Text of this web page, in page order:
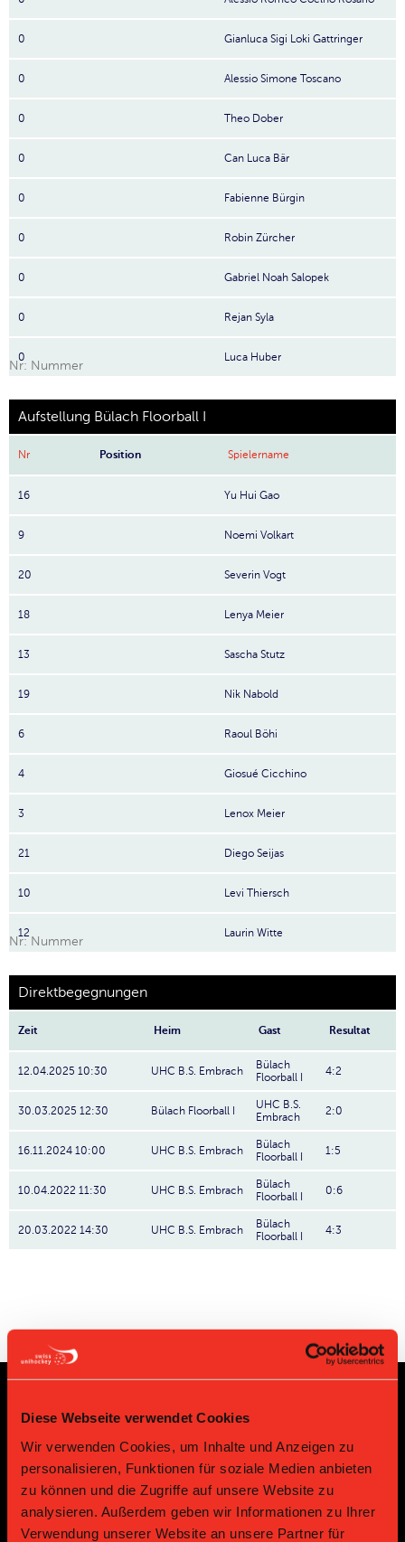
Diese Webseite verwendet Cookies
Wir verwenden Cookies, um Inhalte und Anzeigen zu
personalisieren, Funktionen für soziale Medien anbieten
zu können und die Zugriffe auf unsere Website zu
analysieren. Außerdem geben wir Informationen zu Ihrer
Verwendung unserer Website an unsere Partner für
0 Gianluca Sigi Loki Gattringer
0 Alessio Simone Toscano
0 Theo Dober
0 Can Luca Bär
0 Fabienne Bürgin
0 Robin Zürcher
0 Gabriel Noah Salopek
0 Rejan Syla
0 Luca Huber
Nr: Nummer
Aufstellung Bülach Floorball I
Nr Position Spielername
16 Yu Hui Gao
9 Noemi Volkart
20 Severin Vogt
18 Lenya Meier
13 Sascha Stutz
19 Nik Nabold
6 Raoul Böhi
4 Giosué Cicchino
3 Lenox Meier
21 Diego Seijas
10 Levi Thiersch
12 Laurin Witte
Nr: Nummer
Direktbegegnungen
Zeit Heim Gast Resultat
12.04.2025 10:30 UHC B.S. Embrach
Bülach
Floorball I
4:2
30.03.2025 12:30 Bülach Floorball I
UHC B.S.
Embrach
2:0
16.11.2024 10:00 UHC B.S. Embrach
Bülach
Floorball I
1:5
10.04.2022 11:30 UHC B.S. Embrach
Bülach
Floorball I
0:6
20.03.2022 14:30 UHC B.S. Embrach
Bülach
Floorball I
4:3
Sponsoren und Partner
Platin Partner